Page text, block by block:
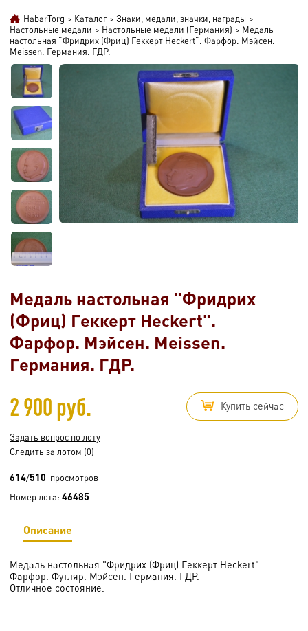
HabarTorg > Каталог > Знаки, медали, значки, награды >
Настольные медали > Настольные медали (Германия) > Медаль
настольная "Фридрих (Фриц) Геккерт Heckert". Фарфор. Мэйсен.
Meissen. Германия. ГДР.
Медаль настольная "Фридрих
(Фриц) Геккерт Heckert".
Фарфор. Мэйсен. Meissen.
Германия. ГДР.
2 900 руб. Купить сейчас
Задать вопрос по лоту
Следить за лотом (0)
614/510 просмотров
Номер лота: 46485
Описание
Медаль настольная "Фридрих (Фриц) Геккерт Heckert".
Фарфор. Футляр. Мэйсен. Германия. ГДР.
Отличное состояние.